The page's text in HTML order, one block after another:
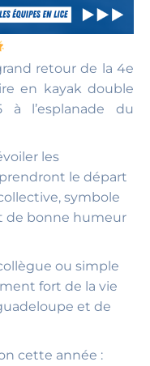
retour de la 4e
en kayak double
l’esplanade du
les
le départ
symbole
de bonne humeur
ou simple
fort de la vie
et de
cette année :